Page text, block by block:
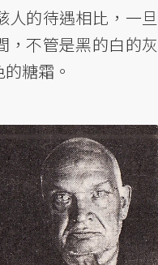
人的待遇相比，一旦
，不管是黑的白的灰
糖霜。